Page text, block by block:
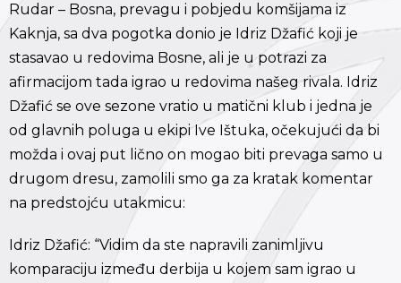
Rudar – Bosna, prevagu i pobjedu komšijama iz
Kaknja, sa dva pogotka donio je Idriz Džafić koji je
stasavao u redovima Bosne, ali je u potrazi za
afirmacijom tada igrao u redovima našeg rivala. Idriz
Džafić se ove sezone vratio u matični klub i jedna je
od glavnih poluga u ekipi Ive Ištuka, očekujući da bi
možda i ovaj put lično on mogao biti prevaga samo u
drugom dresu, zamolili smo ga za kratak komentar
na predstojću utakmicu:
Idriz Džafić: “Vidim da ste napravili zanimljivu
komparaciju između derbija u kojem sam igrao u